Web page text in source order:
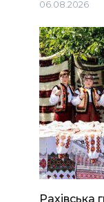
06.08.2026
Рахівська